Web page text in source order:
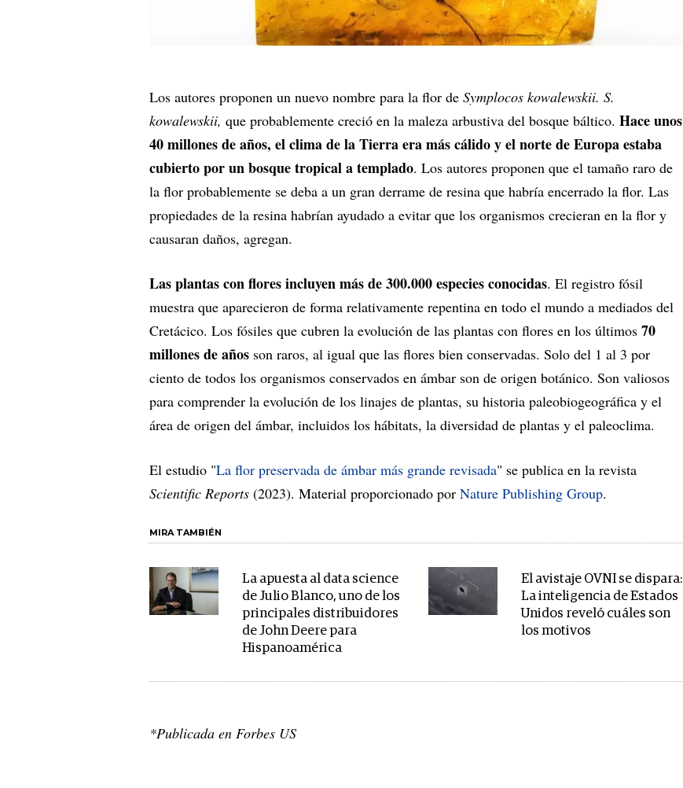
Los autores proponen un nuevo nombre para la flor de Symplocos kowalewskii. S.
kowalewskii, que probablemente creció en la maleza arbustiva del bosque báltico. Hace unos
40 millones de años, el clima de la Tierra era más cálido y el norte de Europa estaba
cubierto por un bosque tropical a templado. Los autores proponen que el tamaño raro de
la flor probablemente se deba a un gran derrame de resina que habría encerrado la flor. Las
propiedades de la resina habrían ayudado a evitar que los organismos crecieran en la flor y
causaran daños, agregan.
Las plantas con flores incluyen más de 300.000 especies conocidas. El registro fósil
muestra que aparecieron de forma relativamente repentina en todo el mundo a mediados del
Cretácico. Los fósiles que cubren la evolución de las plantas con flores en los últimos 70
millones de años son raros, al igual que las flores bien conservadas. Solo del 1 al 3 por
ciento de todos los organismos conservados en ámbar son de origen botánico. Son valiosos
para comprender la evolución de los linajes de plantas, su historia paleobiogeográfica y el
área de origen del ámbar, incluidos los hábitats, la diversidad de plantas y el paleoclima.
El estudio "La flor preservada de ámbar más grande revisada" se publica en la revista
Scientific Reports (2023). Material proporcionado por Nature Publishing Group.
MIRA TAMBIÉN
La apuesta al data science
de Julio Blanco, uno de los
principales distribuidores
de John Deere para
Hispanoamérica
El avistaje OVNI se dispara:
La inteligencia de Estados
Unidos reveló cuáles son
los motivos
*Publicada en Forbes US